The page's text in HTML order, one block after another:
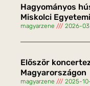
Hagyományos
Miskolci
magyarzene 2026-
Először
Magyarországon
magyarzene 2025-